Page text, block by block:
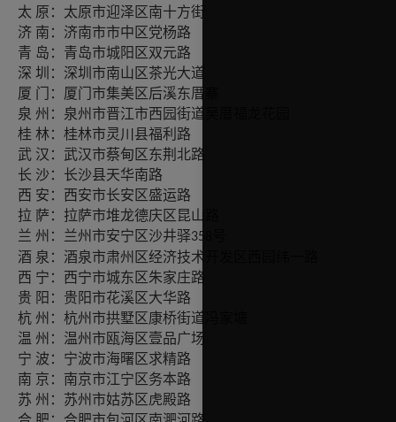
太 原：太原市迎泽区南十方街
济 南：济南市市中区党杨路
青 岛：青岛市城阳区双元路
深 圳：深圳市南山区茶光大道
厦 门：厦门市集美区后溪东厝寨
泉 州：泉州市晋江市西园街道吴厝福龙花园
桂 林：桂林市灵川县福利路
武 汉：武汉市蔡甸区东荆北路
长 沙：长沙县天华南路
西 安：西安市长安区盛运路
拉 萨：拉萨市堆龙德庆区昆山路
兰 州：兰州市安宁区沙井驿358
酒 泉：酒泉市肃州区经济技术开发区西园纬一路
西 宁：西宁市城东区朱家庄路
贵 阳：贵阳市花溪区大华路
杭 州：杭州市拱墅区康桥街道冯家塘
温 州：温州市瓯海区壹品广场
宁 波：宁波市海曙区求精路
南 京：南京市江宁区务本路
苏 州：苏州市姑苏区虎殿路